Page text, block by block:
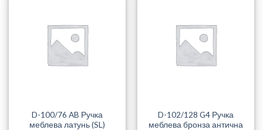
D-100/76 AB Ручка
меблева латунь (SL)
D-102/128 G4 Ручка
меблева бронза антична